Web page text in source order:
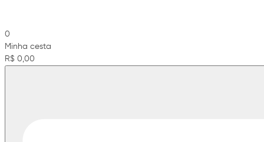
0
Minha cesta
R$ 0,00